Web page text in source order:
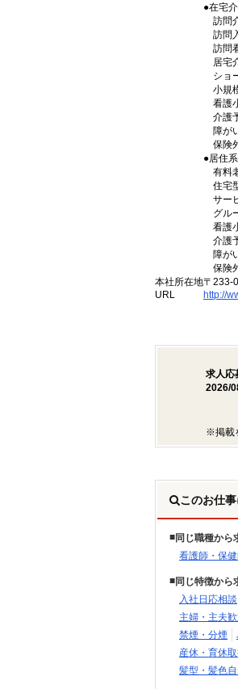
●在宅
訪問
訪問
訪問
居宅
ショ
小規
看護
介護
障が
保険
●居住
有料
住宅
サー
グル
看護
介護
障が
保険
本社所在地〒233-
URL
http://
求人応
2026/
※掲載
このお仕
同じ職種から
看護師・保
同じ特徴から
入社日応相談
主婦・主夫
禁煙・分煙
産休・育休
髪型・髪色